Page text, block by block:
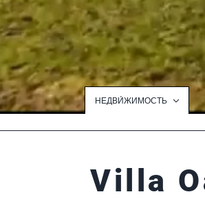
НЕДВИ́ЖИМОСТЬ
Villa